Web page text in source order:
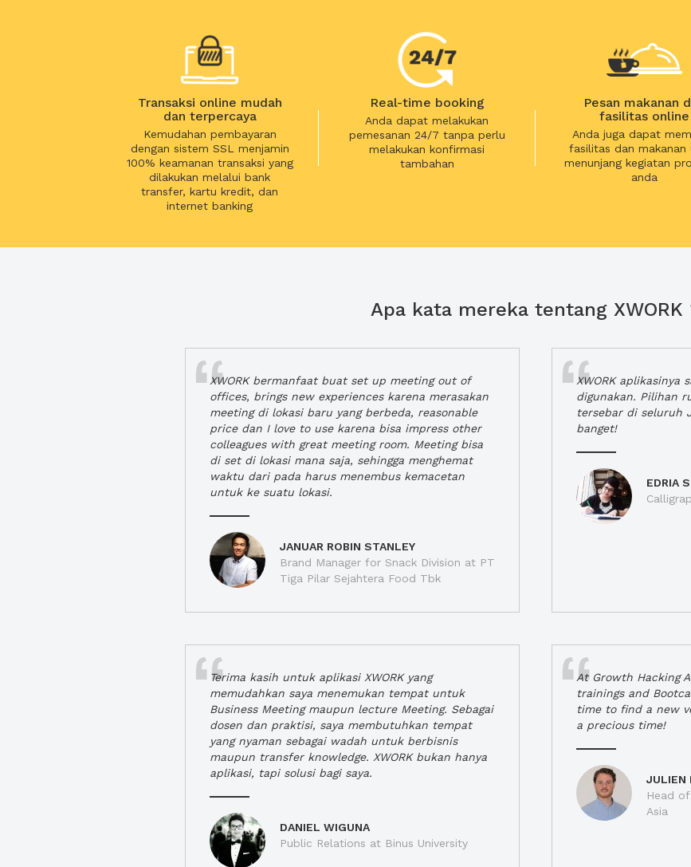
Transaksi online mudah
dan terpercaya
Kemudahan pembayaran
dengan sistem SSL menjamin
100% keamanan transaksi yang
dilakukan melalui bank
transfer, kartu kredit, dan
internet banking
Real-time booking
Anda dapat melakukan
pemesanan 24/7 tanpa perlu
melakukan konfirmasi
tambahan
Pesan makanan
fasilitas online
Anda juga dapat
fasilitas dan makanan
menunjang kegiatan
anda
Apa kata mereka tentang XWORK
XWORK bermanfaat buat set up meeting out of
offices, brings new experiences karena merasakan
meeting di lokasi baru yang berbeda, reasonable
price dan I love to use karena bisa impress other
colleagues with great meeting room. Meeting bisa
di set di lokasi mana saja, sehingga menghemat
waktu dari pada harus menembus kemacetan
untuk ke suatu lokasi.
JANUAR ROBIN STANLEY
Brand Manager for Snack Division at PT
Tiga Pilar Sejahtera Food Tbk
XWORK aplikasinya
digunakan. Pilihan
tersebar di seluruh
banget!
EDRIA
Terima kasih untuk aplikasi XWORK yang
memudahkan saya menemukan tempat untuk
Business Meeting maupun lecture Meeting. Sebagai
dosen dan praktisi, saya membutuhkan tempat
yang nyaman sebagai wadah untuk berbisnis
maupun transfer knowledge. XWORK bukan hanya
aplikasi, tapi solusi bagi saya.
DANIEL WIGUNA
Public Relations at Binus University
At Growth Hacking
trainings and
time to find a new
a precious time!
JULIEN
Head
Asia